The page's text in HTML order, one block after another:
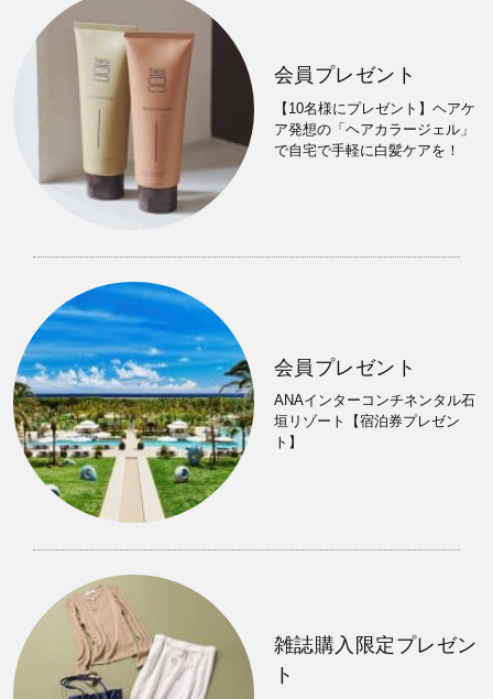
会員プレゼント
【10名様にプレゼント】ヘアケ
ア発想の「ヘアカラージェル」
で自宅で手軽に白髪ケアを！
会員プレゼント
ANAインターコンチネンタル石
垣リゾート【宿泊券プレゼン
ト】
雑誌購入限定プレゼン
ト